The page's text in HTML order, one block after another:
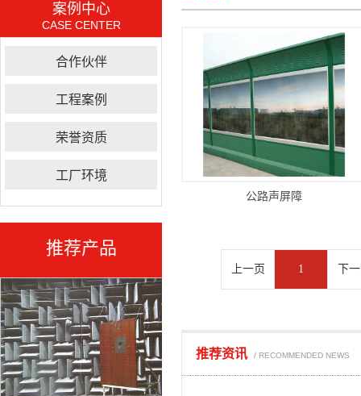
公路声屏障
上一页 1 下
推荐资讯 / RECOMMENDED NEWS
案例中心
CASE CENTER
合作伙伴
工程案例
荣誉资质
工厂环境
推荐产品